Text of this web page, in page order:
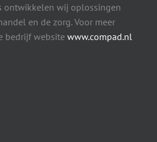
ontwikkelen wij oplossingen
en de zorg. Voor meer
bedrijf website www.compad.nl